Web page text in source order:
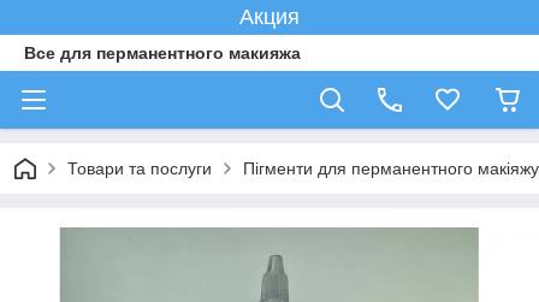
Акция
Все для перманентного макияжа
Товари та послуги Пігменти для перманентного макіяжу